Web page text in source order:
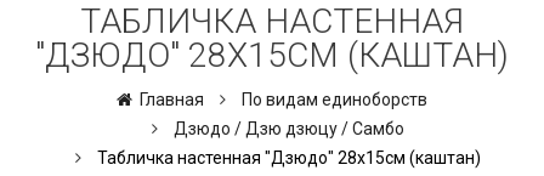
ТАБЛИЧКА НАСТЕННАЯ
"ДЗЮДО" 28Х15СМ (КАШТАН)
Главная
По видам единоборств
Дзюдо / Дзю дзюцу / Самбо
Табличка настенная "Дзюдо" 28х15см (каштан)